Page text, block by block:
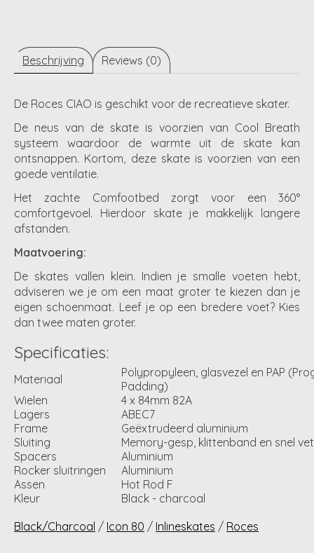
Beschrijving Reviews (0)
De Roces CIAO is geschikt voor de recreatieve skater.
De neus van de skate is voorzien van Cool Breath
systeem waardoor de warmte uit de skate kan
ontsnappen. Kortom, deze skate is voorzien van een
goede ventilatie.
Het zachte Comfootbed zorgt voor een 360°
comfortgevoel. Hierdoor skate je makkelijk langere
afstanden.
Maatvoering:
De skates vallen klein. Indien je smalle voeten hebt,
adviseren we je om een maat groter te kiezen dan je
eigen schoenmaat. Leef je op een bredere voet? Kies
dan twee maten groter.
Specificaties:
Materiaal
Polypropyleen, glasvezel en PAP
Padding)
Wielen
4 x 84mm 82A
Lagers
ABEC7
Frame
Geëxtrudeerd aluminium
Sluiting
Memory-gesp, klittenband en snel
Spacers
Aluminium
Rocker sluitringen
Aluminium
Assen
Hot Rod F
Kleur
Black - charcoal
Black/Charcoal / Icon 80 / Inlineskates / Roces